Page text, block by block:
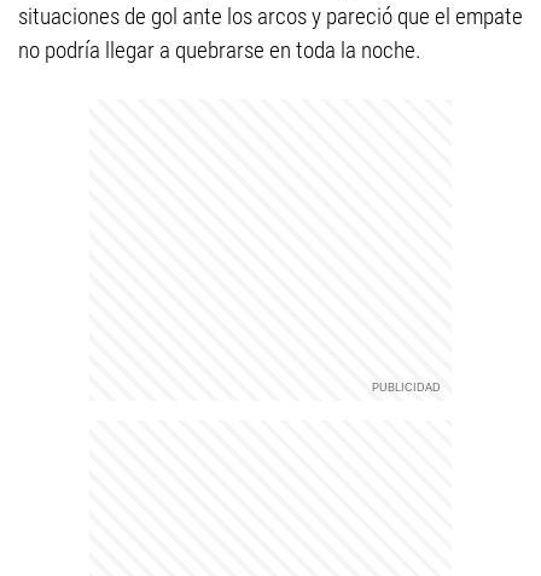
situaciones de gol ante los arcos y pareció que el empate
no podría llegar a quebrarse en toda la noche.